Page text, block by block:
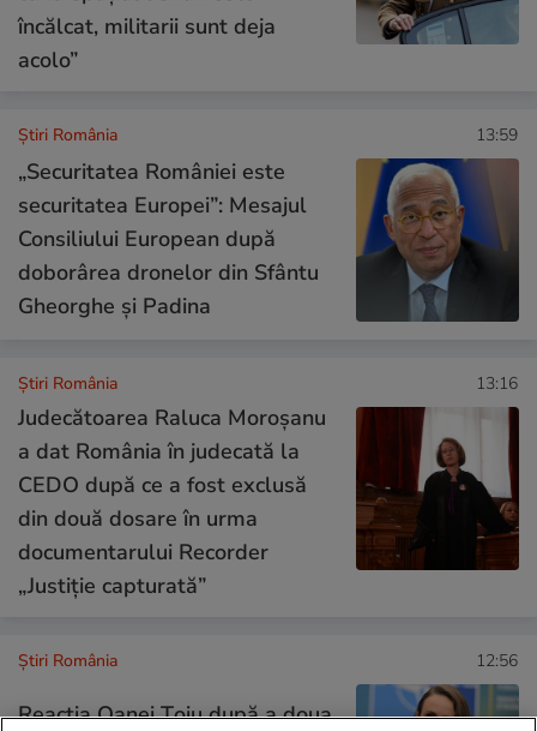
încălcat, militarii sunt deja
acolo”
Știri România 13:59
„Securitatea României este
securitatea Europei”: Mesajul
Consiliului European după
doborârea dronelor din Sfântu
Gheorghe și Padina
Știri România 13:16
Judecătoarea Raluca Moroșanu
a dat România în judecată la
CEDO după ce a fost exclusă
din două dosare în urma
documentarului Recorder
„Justiție capturată”
Știri România 12:56
Reacția Oanei Țoiu după a doua